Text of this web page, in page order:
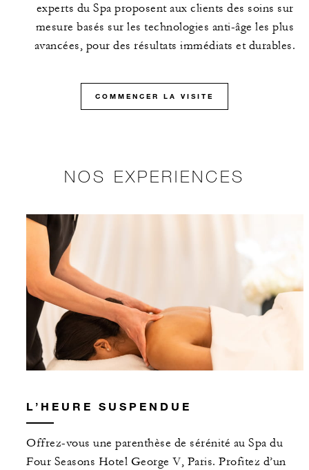
experts du Spa proposent aux clients des soins sur
mesure basés sur les technologies anti-âge les plus
avancées, pour des résultats immédiats et durables.
COMMENCER LA VISITE
NOS EXPERIENCES
L’HEURE SUSPENDUE
Offrez-vous une parenthèse de sérénité au Spa du
Four Seasons Hotel George V, Paris. Profitez d’un